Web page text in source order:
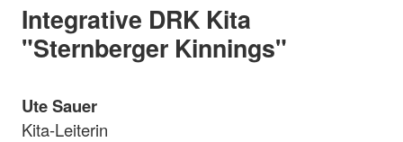
Integrative DRK Kita
"Sternberger Kinnings"
Ute Sauer
Kita-Leiterin